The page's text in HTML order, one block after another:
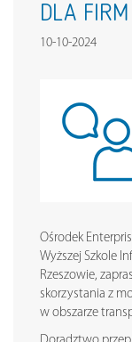
DLA
10-10-2024
Ośrodek
Wyższej Szkole
Rzeszowie,
skorzystania z
w obszarze